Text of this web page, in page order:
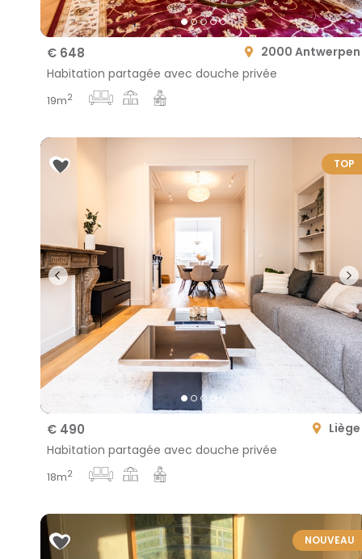
€ 648
2000 Antwerpen
Habitation partagée avec douche privée
19m2
TOP
€ 490
Liège
Habitation partagée avec douche privée
18m2
NOUVEAU